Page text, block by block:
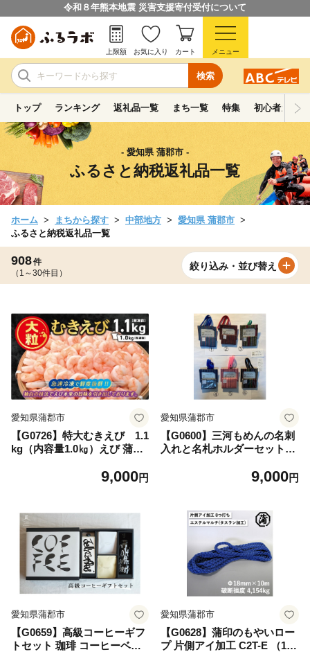
令和８年熊本地震 災害支援寄付受付について
検索
上限額 お気に入り カート メニュー
トップ ランキング 返礼品一覧 まち一覧 特集 初心者ガイド
- 愛知県 蒲郡市 -
ふるさと納税返礼品一覧
ホーム まちから探す 中部地方
愛知県 蒲郡市
ふるさと納税返礼品一覧
908件
（1～30件目）
絞り込み・並び替え
愛知県蒲郡市
【G0726】特大むきえび 1.1
kg（内容量1.0㎏）えび 蒲郡
便利 カレー パスタ エビチリ
大 絶品 背ワタ処理 シーフー
ド 海鮮
9,000円
愛知県蒲郡市
【G0600】三河もめんの名刺
入れと名札ホルダーセット：
9,000円
愛知県蒲郡市
【G0659】高級コーヒーギフ
トセット 珈琲 コーヒーベー
愛知県蒲郡市
【G0628】蒲印のもやいロー
プ 片側アイ加工 C2T-E （18